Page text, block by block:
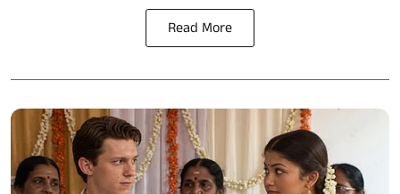
Read More